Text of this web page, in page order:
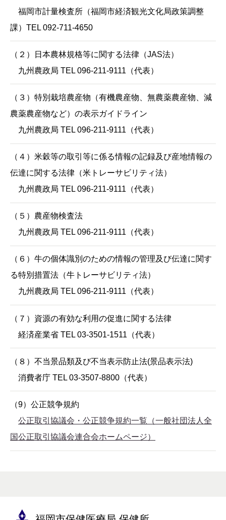
福岡市計量検査所（福岡市経済観光文化局政策調整
課）TEL 092-711-4650
（２）日本農林規格等に関する法律（JAS法）
九州農政局 TEL 096-211-9111（代表）
（３）特別栽培農産物（有機農産物、無農薬農産物、減
農薬農産物など）の表示ガイドライン
九州農政局 TEL 096-211-9111（代表）
（４）米穀等の取引等に係る情報の記録及び産地情報の
伝達に関する法律（米トレーサビリティ法）
九州農政局 TEL 096-211-9111（代表）
（５）農産物検査法
九州農政局 TEL 096-211-9111（代表）
（６）牛の個体識別のための情報の管理及び伝達に関す
る特別措置法（牛トレーサビリティ法）
九州農政局 TEL 096-211-9111（代表）
（７）資源の有効な利用の促進に関する法律
経済産業省 TEL 03-3501-1511（代表）
（８）不当景品類及び不当表示防止法(景品表示法)
消費者庁 TEL 03-3507-8800（代表）
（9）公正競争規約
公正取引協議会・公正競争規約一覧（一般社団法人全
国公正取引協議会連合会ホームページ）